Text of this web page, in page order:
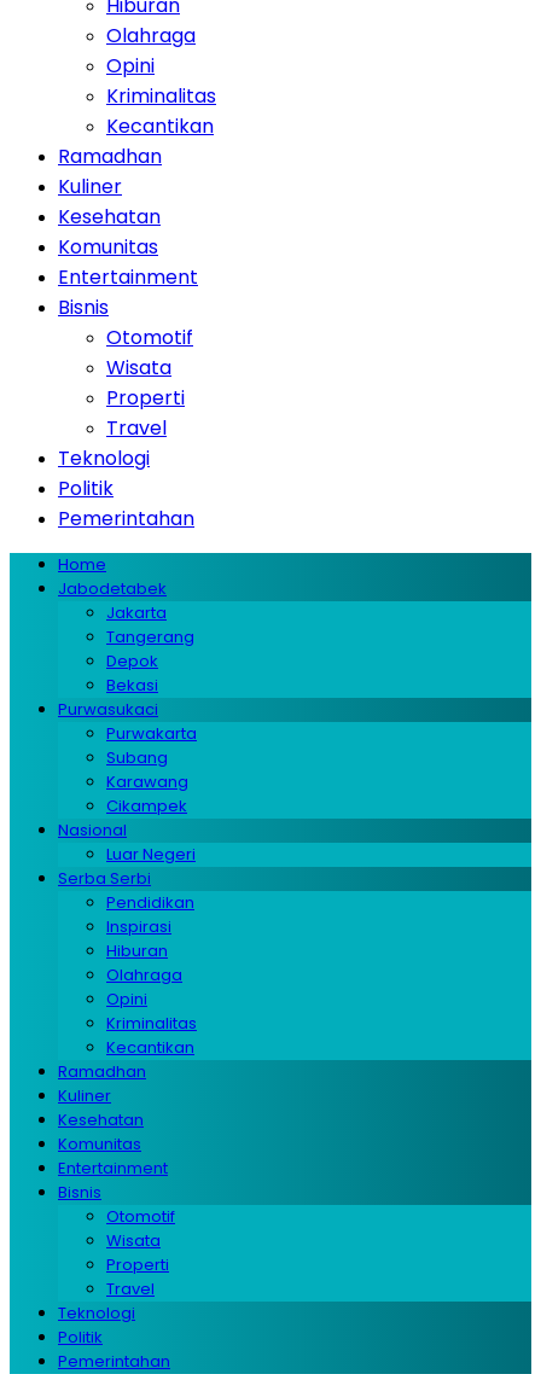
Olahraga
Opini
Kriminalitas
Kecantikan
Ramadhan
Kuliner
Kesehatan
Komunitas
Entertainment
Bisnis
Otomotif
Wisata
Properti
Travel
Teknologi
Politik
Pemerintahan
Home
Jabodetabek
Jakarta
Tangerang
Depok
Bekasi
Purwasukaci
Purwakarta
Subang
Karawang
Cikampek
Nasional
Luar Negeri
Serba Serbi
Pendidikan
Inspirasi
Hiburan
Olahraga
Opini
Kriminalitas
Kecantikan
Ramadhan
Kuliner
Kesehatan
Komunitas
Entertainment
Bisnis
Otomotif
Wisata
Properti
Travel
Teknologi
Politik
Pemerintahan